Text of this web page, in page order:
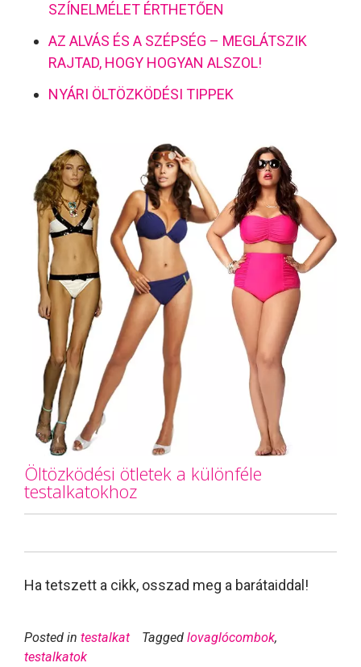
SZÍNELMÉLET ÉRTHETŐEN
AZ ALVÁS ÉS A SZÉPSÉG – MEGLÁTSZIK
RAJTAD, HOGY HOGYAN ALSZOL!
NYÁRI ÖLTÖZKÖDÉSI TIPPEK
Öltözködési ötletek a különféle
testalkatokhoz
Ha tetszett a cikk, osszad meg a barátaiddal!
Posted in testalkat Tagged lovaglócombok,
testalkatok